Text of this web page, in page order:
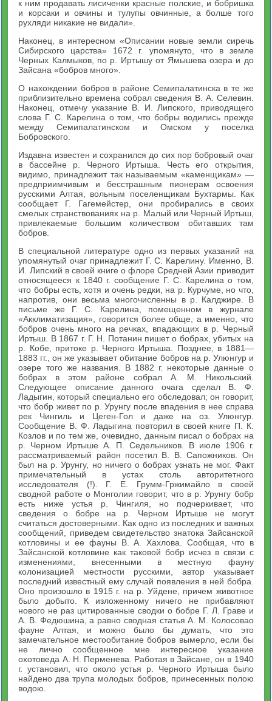
к ним продавать лисиченки красные полские, и бобришка
и корсаки и овчины и тулупы овчинные, а болше того
рухляди никакие не видали».
Наконец, в интересном «Описании новые земли сиречь
Сибирского царства» 1672 г. упомянуто, что в земле
Черных Калмыков, по р. Иртышу от Ямышева озера и до
Зайсана «бобров много».
О нахождении бобров в районе Семипалатинска в те же
приблизительно времена собрал сведения В. А. Селевин.
Наконец, отмечу указание В. И. Липского, приводящего
слова Г. С. Карелина о том, что бобры водились прежде
между Семипалатинском и Омском у поселка
Бобровского.
Издавна известен и сохранился до сих пор бобровый очаг
в бассейне р. Черного Иртыша. Честь его открытия,
видимо, принадлежит так называемым «каменщикам» —
предприимчивым и бесстрашным пионерам освоения
русскими Алтая, вольным поселенщикам Бухтармы. Как
сообщает Г. Гагемейстер, они пробирались в своих
смелых странствованиях на р. Малый или Черный Иртыш,
привлекаемые большим количеством обитавших там
бобров.
В специальной литературе одно из первых указаний на
упомянутый очаг принадлежит Г. С. Карелину. Именно, В.
И. Липский в своей книге о флоре Средней Азии приводит
относящееся к 1840 г. сообщение Г. С. Карелина о том,
что бобры есть, хотя и очень редки, на р. Курчуме, но что,
напротив, они весьма многочисленны в р. Калджире. В
письме же Г. С. Карелина, помещенном в журнале
«Акклиматизация», говорится более обще, а именно, что
бобров очень много на речках, впадающих в р. Черный
Иртыш. В 1867 г. Г. Н. Потанин пишет о бобрах, убитых на
р. Кобе, притоке р. Черного Иртыша. Позднее, в 1881—
1883 гг., он же указывает обитание бобров на р. Улюнгур и
озере того же названия. В 1882 г. некоторые данные о
бобрах в этом районе собрал A. М. Никольский.
Следующее описание данного очага сделал B. Ф.
Ладыгин, который специально его обследовал; он говорит,
что бобр живет по р. Урунгу после впадения в нее справа
рек Чингиль и Цеген-Гол и даже на оз. Улюнгур.
Сообщение В. Ф. Ладыгина повторил в своей книге П. К.
Козлов и по тем же, очевидно, данным писал о бобрах на
р. Черном Иртыше А. П. Седельников. В июле 1906 г.
рассматриваемый район посетил В. В. Сапожников. Он
был на р. Урунгу, но ничего о бобрах узнать не мог. Факт
примечательный в устах столь авторитетного
исследователя (!). Г. Е. Грумм-Гржимайло в своей
сводной работе о Монголии говорит, что в р. Урунгу бобр
есть ниже устья р. Чингиля, но подчеркивает, что
сведения о бобре на р. Черном Иртыше не могут
считаться достоверными. Как одно из последних и важных
сообщений, приведем свидетельство знатока Зайсанской
котловины и ее фауны В. А. Хахлова. Сообщая, что в
Зайсанской котловине как таковой бобр исчез в связи с
изменениями, внесенными в местную фауну
колонизацией местности русскими, автор указывает
последний известный ему случай появления в ней бобра.
Оно произошло в 1915 г. на р. Уйдене, причем животное
было добыто. К изложенному ничего не прибавляют
нового не раз цитированные сводки о бобре Г. Л. Граве и
А. В. Федюшина, а равно сводная статья А. М. Колосовао
фауне Алтая, и можно было бы думать, что это
замечательное местообитание бобров вымерло, если бы
не лично сообщенное мне интересное указание
охотоведа А. Н. Перменева. Работая в Зайсане, он в 1940
г. установил, что около устья р. Черного Иртыша было
найдено два трупа молодых бобров, принесенных полою
водою.